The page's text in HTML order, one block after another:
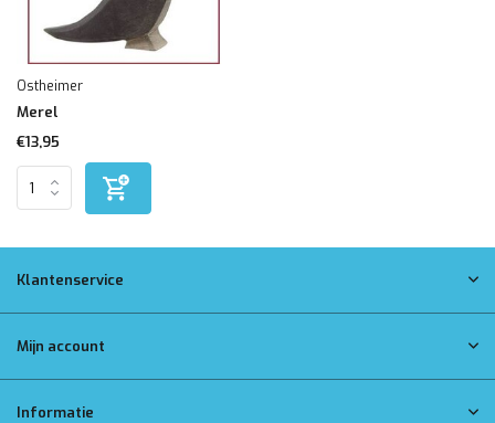
Ostheimer
Merel
€13,95
Klantenservice
Mijn account
Informatie